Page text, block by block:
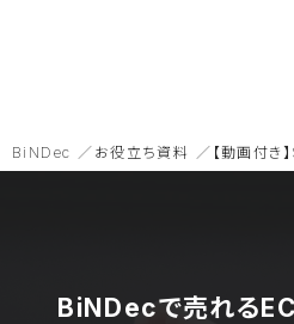
BiNDec お役立ち資料
BiNDecで売れる